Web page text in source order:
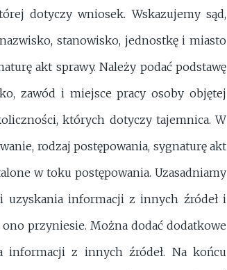
dotyczy wniosek. Wskazujemy sąd,
stanowisko, jednostkę i miasto
akt sprawy. Należy podać podstawę
zawód i miejsce pracy osoby objętej
których dotyczy tajemnica. W
rodzaj postępowania, sygnaturę akt
w toku postępowania. Uzasadniamy
uzyskania informacji z innych źródeł i
przyniesie. Można dodać dodatkowe
informacji z innych źródeł. Na końcu